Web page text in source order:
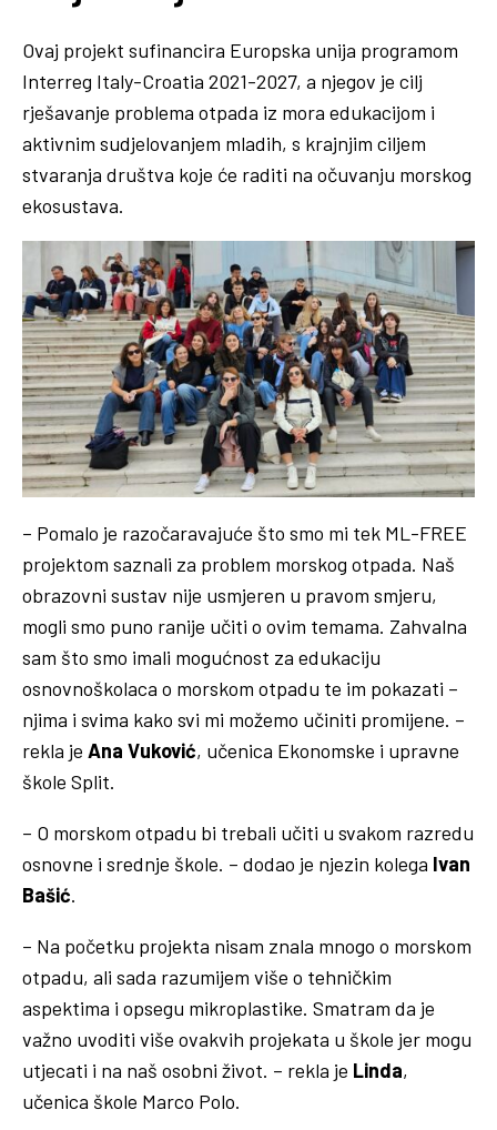
Ovaj projekt sufinancira Europska unija programom
Interreg Italy-Croatia 2021-2027, a njegov je cilj
rješavanje problema otpada iz mora edukacijom i
aktivnim sudjelovanjem mladih, s krajnjim ciljem
stvaranja društva koje će raditi na očuvanju morskog
ekosustava.
– Pomalo je razočaravajuće što smo mi tek ML-FREE
projektom saznali za problem morskog otpada. Naš
obrazovni sustav nije usmjeren u pravom smjeru,
mogli smo puno ranije učiti o ovim temama. Zahvalna
sam što smo imali mogućnost za edukaciju
osnovnoškolaca o morskom otpadu te im pokazati –
njima i svima kako svi mi možemo učiniti promijene. –
rekla je Ana Vuković, učenica Ekonomske i upravne
škole Split.
– O morskom otpadu bi trebali učiti u svakom razredu
osnovne i srednje škole. – dodao je njezin kolega Ivan
Bašić.
– Na početku projekta nisam znala mnogo o morskom
otpadu, ali sada razumijem više o tehničkim
aspektima i opsegu mikroplastike. Smatram da je
važno uvoditi više ovakvih projekata u škole jer mogu
utjecati i na naš osobni život. – rekla je Linda,
učenica škole Marco Polo.